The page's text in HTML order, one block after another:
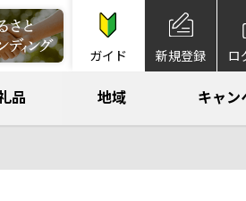
ガイド 新規登録 ロ
品 地域 キャン